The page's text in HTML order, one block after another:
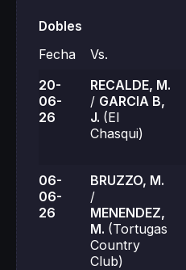
Dobles
Fecha Vs.
20-
06-
26
RECALDE, M.
/ GARCIA B,
J. (El
Chasqui)
06-
06-
26
BRUZZO, M.
/
MENENDEZ,
M. (Tortugas
Country
Club)